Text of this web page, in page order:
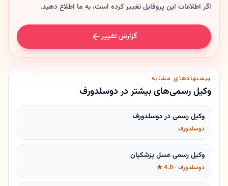
اگر اطلاعات این پروفایل تغییر کرده است، به ما اطلاع دهید.
گزارش تغییر
پیشنهادهای مشابه
وکیل رسمی‌های بیشتر در دوسلدورف
وکیل رسمی در دوسلدورف
دوسلدورف
وکیل رسمی عسل پزشکیان
دوسلدورف · 4.0 ★